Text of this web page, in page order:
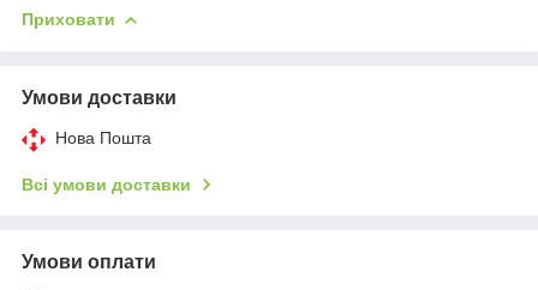
Приховати
Умови доставки
Нова Пошта
Всі умови доставки
Умови оплати